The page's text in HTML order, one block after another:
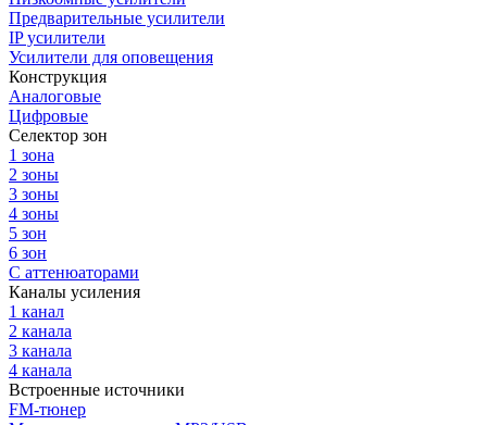
Предварительные усилители
IP усилители
Усилители для оповещения
Конструкция
Аналоговые
Цифровые
Селектор зон
1 зона
2 зоны
3 зоны
4 зоны
5 зон
6 зон
С аттенюаторами
Каналы усиления
1 канал
2 канала
3 канала
4 канала
Встроенные источники
FM-тюнер